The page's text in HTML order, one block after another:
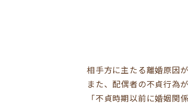
相手方に主たる離婚原因
また、配偶者の不貞行為
「不貞時期以前に婚姻関